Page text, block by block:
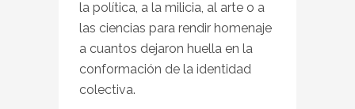
la política, a la milicia, al arte o a
las ciencias para rendir homenaje
a cuantos dejaron huella en la
conformación de la identidad
colectiva.